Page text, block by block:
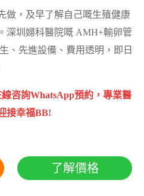
做，及早了解自己嘅生殖健康
深圳婦科醫院嘅 AMH+輸卵管
、先進設備、費用透明，即日
咨詢WhatsApp預約，專業醫
接幸福BB!
了解價格